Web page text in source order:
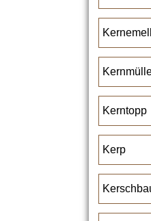
Kerntopp
Kerp